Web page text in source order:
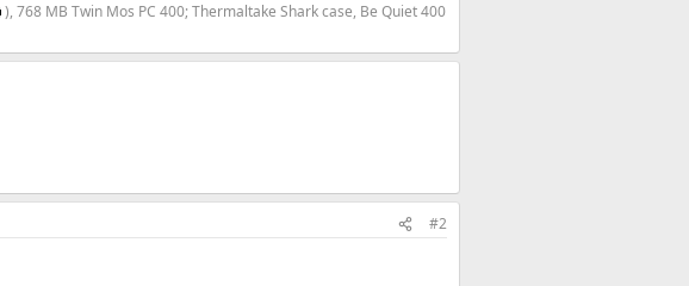
), 768 MB Twin Mos PC 400; Thermaltake Shark case, Be Quiet 400
#2